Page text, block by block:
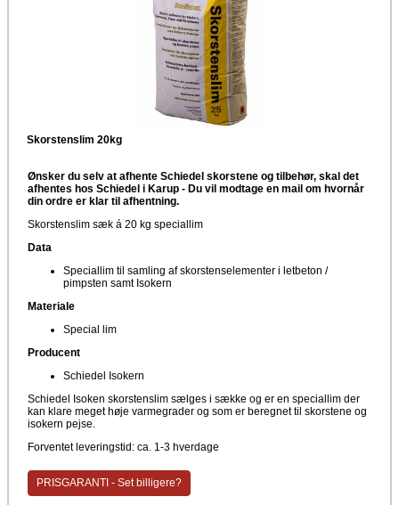
Skorstenslim 20kg
Ønsker du selv at afhente Schiedel skorstene og tilbehør, skal det
afhentes hos Schiedel i Karup - Du vil modtage en mail om hvornår
din ordre er klar til afhentning.
Skorstenslim sæk á 20 kg speciallim
Data
Speciallim til samling af skorstenselementer i letbeton /
pimpsten samt Isokern
Materiale
Special lim
Producent
Schiedel Isokern
Schiedel Isoken skorstenslim sælges i sække og er en speciallim der
kan klare meget høje varmegrader og som er beregnet til skorstene og
isokern pejse.
Forventet leveringstid: ca. 1-3 hverdage
PRISGARANTI - Set billigere?